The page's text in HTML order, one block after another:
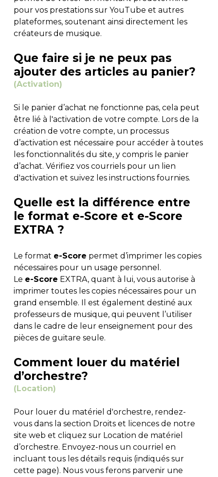
pour vos prestations sur YouTube et autres
plateformes, soutenant ainsi directement les
créateurs de musique.
Que faire si je ne peux pas
ajouter des articles au panier?
(Activation)
Si le panier d’achat ne fonctionne pas, cela peut
être lié à l'activation de votre compte. Lors de la
création de votre compte, un processus
d’activation est nécessaire pour accéder à toutes
les fonctionnalités du site, y compris le panier
d’achat. Vérifiez vos courriels pour un lien
d'activation et suivez les instructions fournies.
Quelle est la différence entre
le format e-Score et e-Score
EXTRA ?
Le format e-Score permet d’imprimer les copies
nécessaires pour un usage personnel.
Le e-Score EXTRA, quant à lui, vous autorise à
imprimer toutes les copies nécessaires pour un
grand ensemble. Il est également destiné aux
professeurs de musique, qui peuvent l’utiliser
dans le cadre de leur enseignement pour des
pièces de guitare seule.
Comment louer du matériel
d’orchestre?
(Location)
Pour louer du matériel d'orchestre, rendez-
vous dans la section Droits et licences de notre
site web et cliquez sur Location de matériel
d’orchestre. Envoyez-nous un courriel en
incluant tous les détails requis (indiqués sur
cette page). Nous vous ferons parvenir une